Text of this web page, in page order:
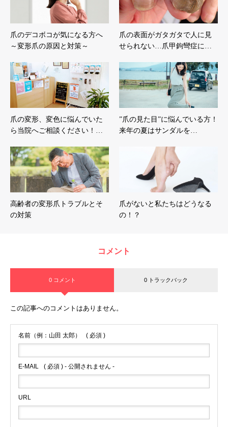
爪のデコボコが気になる方へ
～変形爪の原因と対策～
爪の表面がガタガタで人に見
せられない…爪甲鉤彎症に…
爪の変形、変色に悩んでいた
ら当院へご相談ください！…
”爪の見た目”に悩んでいる方！
来年の夏はサンダルを…
高齢者の変形爪トラブルとそ
の対策
爪がないと私たちはどうなる
の！？
コメント
0 コメント 0 トラックバック
この記事へのコメントはありません。
名前（例：山田 太郎） ( 必須 )
E-MAIL ( 必須 ) - 公開されません -
URL